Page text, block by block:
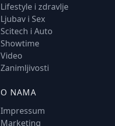
Lifestyle i zdravlje
Ljubav i Sex
Scitech i Auto
Showtime
Video
Zanimljivosti
O NAMA
Impressum
Marketing